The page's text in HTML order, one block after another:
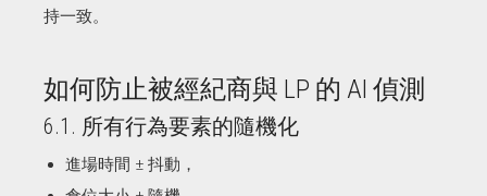
持一致。
如何防止被經紀商與 LP 的 AI 偵測
6.1. 所有行為要素的隨機化
進場時間 ± 抖動，